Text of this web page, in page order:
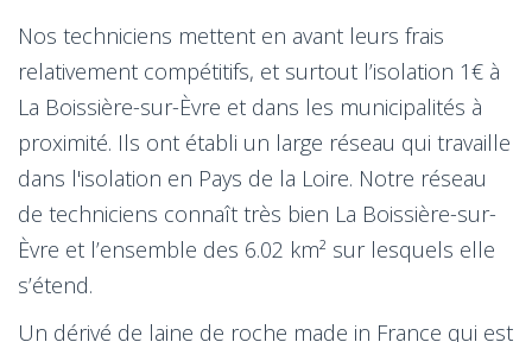
Nos techniciens mettent en avant leurs frais
relativement compétitifs, et surtout l’isolation 1€ à
La Boissière-sur-Èvre et dans les municipalités à
proximité. Ils ont établi un large réseau qui travaille
dans l'isolation en Pays de la Loire. Notre réseau
de techniciens connaît très bien La Boissière-sur-
Èvre et l’ensemble des 6.02 km² sur lesquels elle
s’étend.
Un dérivé de laine de roche made in France qui est